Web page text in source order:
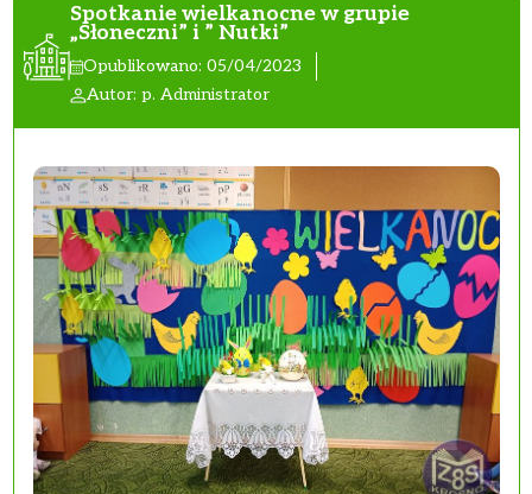
Spotkanie wielkanocne w grupie
„Słoneczni” i ” Nutki”
Opublikowano: 05/04/2023
Autor: p. Administrator